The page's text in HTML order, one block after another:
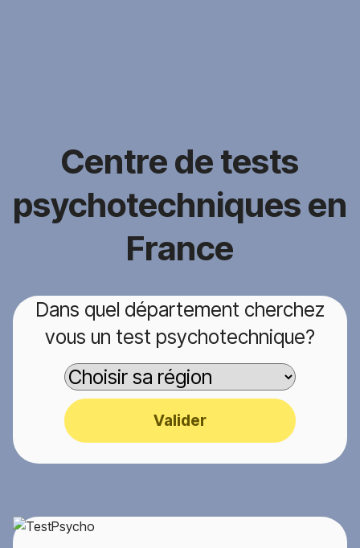
Centre de tests
psychotechniques en
France
Dans quel département cherchez
vous un test psychotechnique?
Valider